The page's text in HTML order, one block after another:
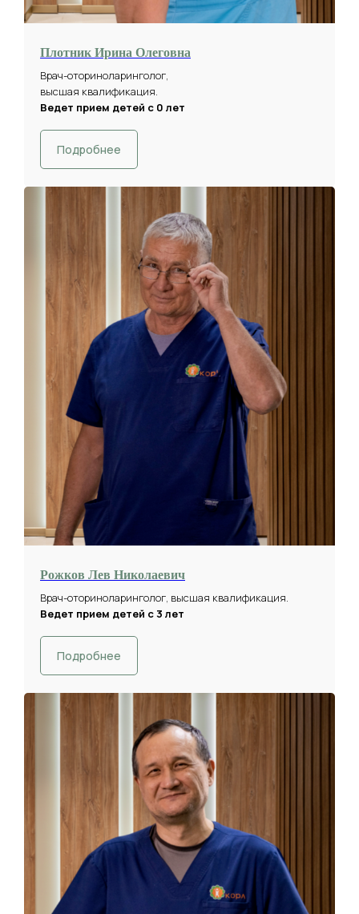
Плотник Ирина Олеговна
Врач-оториноларинголог,
высшая квалификация.
Ведет прием детей с 0 лет
Подробнее
Рожков Лев Николаевич
Врач-оториноларинголог, высшая квалификация.
Ведет прием детей с 3 лет
Подробнее